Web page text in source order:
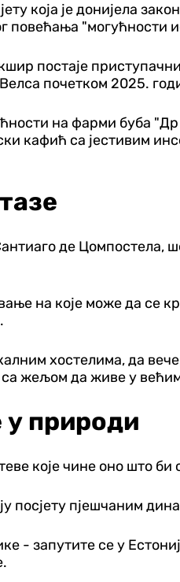
која је донијела
повећања
постаје
почетком 2025.
на фарми буба
кафић са јестивим
де Цомпостела,
на које може да
хостелима, да
жељом да живе у
у природи
које чине оно што
посјету пјешчаним
- запутите се у